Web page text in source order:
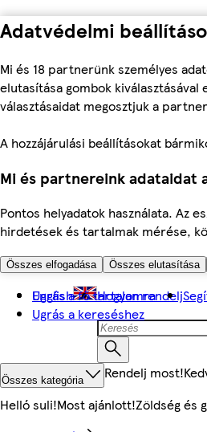
Adatvédelmi
Mi és 18 partnerünk személyes
elutasítása gombok
választásaidat megosztjuk a
A hozzájárulási beállításokat
Mi és partnereink adataidat
Pontos helyadatok használata. Az
hirdetések és tartalmak mérése,
Összes elfogadása Összes elutasítása
Ugrás a fő tartalomra
Ugrás a kereséshez
English Hogyan rendelj
Összes kategória Rendelj most!
Helló suli!Most ajánlott!Zöldség és